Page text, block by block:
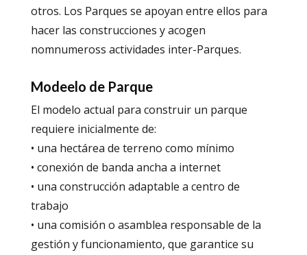
otros. Los Parques se apoyan entre ellos para
hacer las construcciones y acogen
nomnumeross actividades inter-Parques.
Modeelo de Parque
El modelo actual para construir un parque
requiere inicialmente de:
• una hectárea de terreno como mínimo
• conexión de banda ancha a internet
• una construcción adaptable a centro de
trabajo
• una comisión o asamblea responsable de la
gestión y funcionamiento, que garantice su